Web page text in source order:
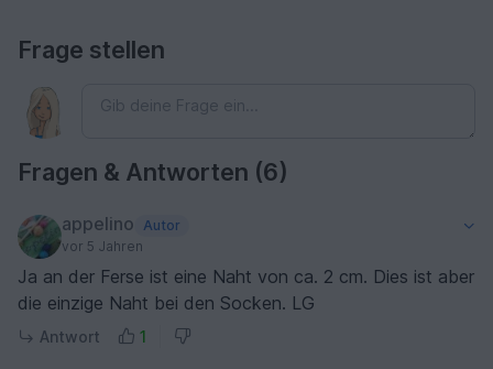
Frage stellen
Fragen & Antworten (6)
appelino
Autor
vor 5 Jahren
Ja an der Ferse ist eine Naht von ca. 2 cm. Dies ist aber
die einzige Naht bei den Socken. LG
Antwort 1